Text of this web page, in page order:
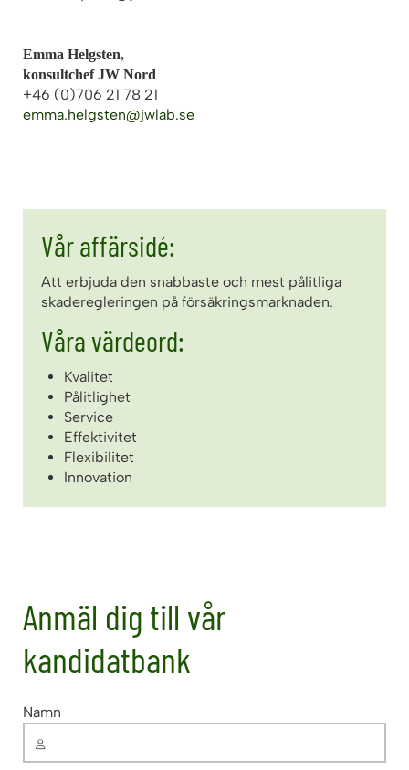
Emma Helgsten,
konsultchef JW Nord
+46 (0)706 21 78 21
emma.helgsten@jwlab.se
Vår affärsidé:
Att erbjuda den snabbaste och mest pålitliga
skaderegleringen på försäkringsmarknaden.
Våra värdeord:
Kvalitet
Pålitlighet
Service
Effektivitet
Flexibilitet
Innovation
Anmäl dig till vår
kandidatbank
Namn